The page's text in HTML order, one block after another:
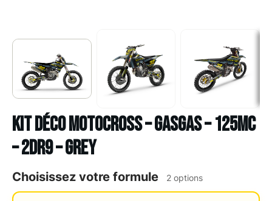
Kit déco Motocross – GASGAS – 125MC
– 2DR9 – GREY
Choisissez votre formule 2 options